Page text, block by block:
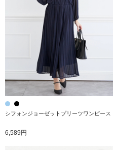
シフォンジョーゼットプリーツワンピース
6,589円